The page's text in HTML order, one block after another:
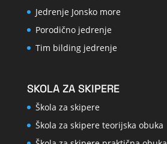
Jedrenje Jonsko more
Porodično jedrenje
Tim bilding jedrenje
SKOLA ZA SKIPERE
Škola za skipere
Škola za skipere teorijska obuka